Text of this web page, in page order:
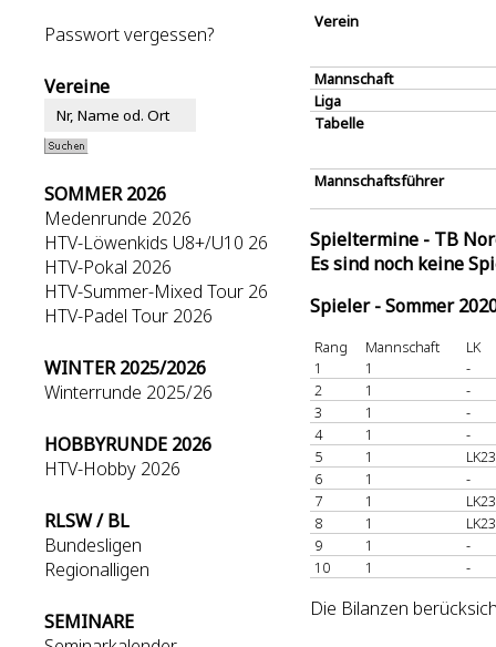
Passwort vergessen?
Vereine
SOMMER 2026
Medenrunde 2026
HTV-Löwenkids U8+/U10 26
HTV-Pokal 2026
HTV-Summer-Mixed Tour 26
HTV-Padel Tour 2026
WINTER 2025/2026
Winterrunde 2025/26
HOBBYRUNDE 2026
HTV-Hobby 2026
RLSW / BL
Bundesligen
Regionalligen
SEMINARE
Verein
Mannschaft
Liga
Tabelle
Mannschaftsführer
Spieltermine - TB
Es sind noch keine
Spieler - Sommer
Rang Mannschaft
LK
1
1
-
2
1
-
3
1
-
4
1
-
5
1
6
1
-
7
1
8
1
9
1
-
10
1 -
Die Bilanzen